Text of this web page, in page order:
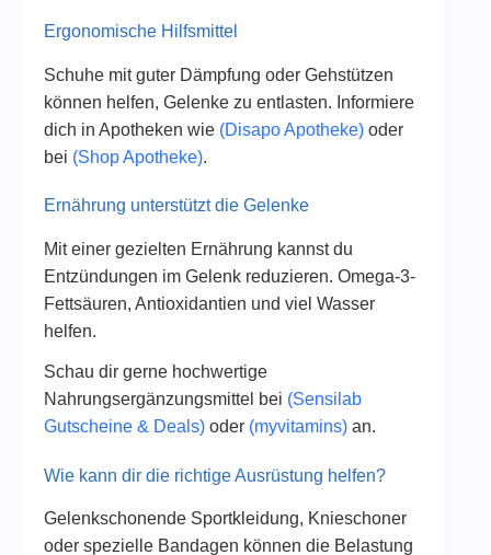
Ergonomische Hilfsmittel
Schuhe mit guter Dämpfung oder Gehstützen
können helfen, Gelenke zu entlasten. Informiere
dich in Apotheken wie (Disapo Apotheke) oder
bei (Shop Apotheke).
Ernährung unterstützt die Gelenke
Mit einer gezielten Ernährung kannst du
Entzündungen im Gelenk reduzieren. Omega-3-
Fettsäuren, Antioxidantien und viel Wasser
helfen.
Schau dir gerne hochwertige
Nahrungsergänzungsmittel bei (Sensilab
Gutscheine & Deals) oder (myvitamins) an.
Wie kann dir die richtige Ausrüstung helfen?
Gelenkschonende Sportkleidung, Knieschoner
oder spezielle Bandagen können die Belastung